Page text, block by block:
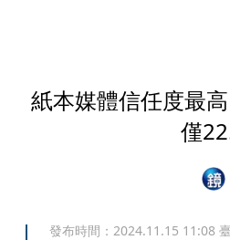
紙本媒體信任度最
僅
發布時間： 2024.11.15 11:08